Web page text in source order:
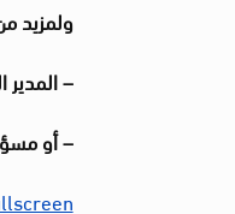
ولمزيد
–
– أو